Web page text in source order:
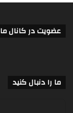
عضویت در کانال ما
ما را دنبال کنید